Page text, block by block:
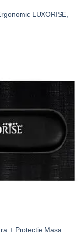
LUXORISE,
+ Protectie Masa